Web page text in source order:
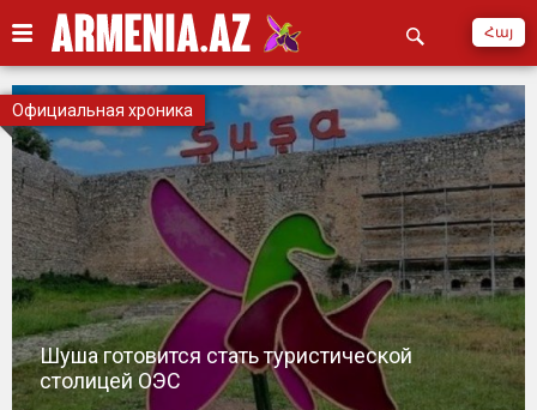
Հայ
Шуша готовится стать туристической
столицей ОЭС
Официальная хроника